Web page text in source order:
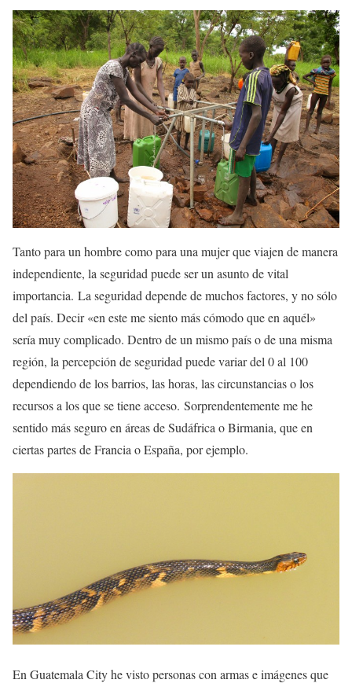
Tanto para un hombre como para una mujer que viajen de manera
independiente, la seguridad puede ser un asunto de vital
importancia. La seguridad depende de muchos factores, y no sólo
del país. Decir «en este me siento más cómodo que en aquél»
sería muy complicado. Dentro de un mismo país o de una misma
región, la percepción de seguridad puede variar del 0 al 100
dependiendo de los barrios, las horas, las circunstancias o los
recursos a los que se tiene acceso. Sorprendentemente me he
sentido más seguro en áreas de Sudáfrica o Birmania, que en
ciertas partes de Francia o España, por ejemplo.
En Guatemala City he visto personas con armas e imágenes que